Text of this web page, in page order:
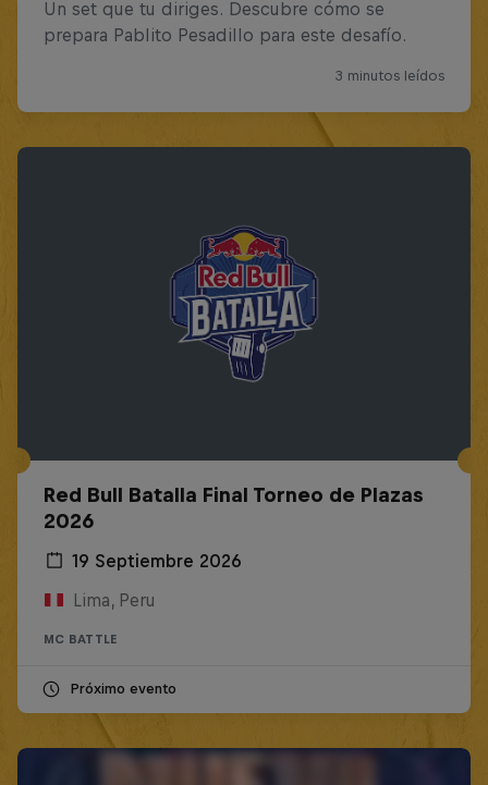
Red Bull Batalla Final Torneo de Plazas
2026
19 Septiembre 2026
Lima, Peru
MC BATTLE
Próximo evento